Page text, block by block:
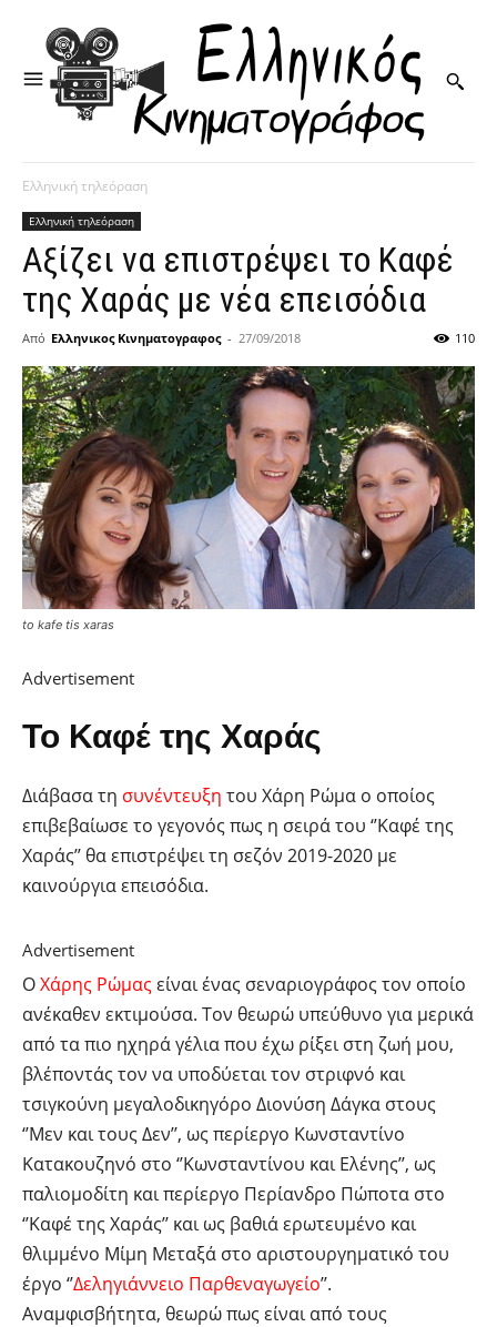
Ελληνική τηλεόραση
Ελληνική τηλεόραση
Αξίζει να επιστρέψει το Καφέ
της Χαράς με νέα επεισόδια
Από Ελληνικος Κινηματογραφος - 27/09/2018 110
to kafe tis xaras
Advertisement
Το Καφέ της Χαράς
Διάβασα τη συνέντευξη του Χάρη Ρώμα ο οποίος
επιβεβαίωσε το γεγονός πως η σειρά του ‘’Καφέ της
Χαράς’’ θα επιστρέψει τη σεζόν 2019-2020 με
καινούργια επεισόδια.
Advertisement
ΟΧάρης Ρώμαςείναι ένας σεναριογράφος τον οποίο
ανέκαθεν εκτιμούσα. Τον θεωρώ υπεύθυνο για μερικά
από τα πιο ηχηρά γέλια που έχω ρίξει στη ζωή μου,
βλέποντάς τον να υποδύεται τον στριφνό και
τσιγκούνη μεγαλοδικηγόρο Διονύση Δάγκα στους
‘’Μεν και τους Δεν’’, ως περίεργο Κωνσταντίνο
Κατακουζηνό στο ‘’Κωνσταντίνου και Ελένης’’, ως
παλιομοδίτη και περίεργο Περίανδρο Πώποτα στο
‘’Καφέ της Χαράς’’ και ως βαθιά ερωτευμένο και
θλιμμένο Μίμη Μεταξά στο αριστουργηματικό του
έργο ‘’Δεληγιάννειο Παρθεναγωγείο’’.
Αναμφισβήτητα, θεωρώ πως είναι από τους